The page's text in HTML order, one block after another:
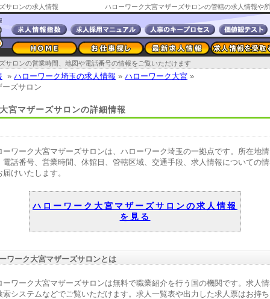
サロンの求人情報
サロンの営業時間、地図や電話番号の情報をご覧いただけます
» ハローワーク埼玉の求人情報 » ハローワーク大宮 »
ズサロン
宮マザーズサロンの詳細情報
ーワーク大宮マザーズサロンは、ハローワーク埼玉の一拠点です。所在地情
電話番号、営業時間、休館日、管轄区域、交通手段、求人情報についての
届けいたします。
ハローワーク大宮マザーズサロンの求人情報
を見る
ワーク大宮マザーズサロンとは
ーワーク大宮マザーズサロンは無料で職業紹介を行う国の機関です。求人
索システムなどでご覧いただけます。求人一覧表や出力した求人票はお持